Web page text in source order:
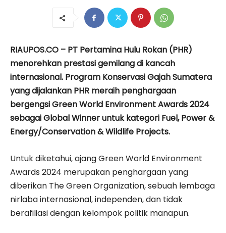
RIAUPOS.CO – PT Pertamina Hulu Rokan (PHR)
menorehkan prestasi gemilang di kancah
internasional. Program Konservasi Gajah Sumatera
yang dijalankan PHR meraih penghargaan
bergengsi Green World Environment Awards 2024
sebagai Global Winner untuk kategori Fuel, Power &
Energy/Conservation & Wildlife Projects.
Untuk diketahui, ajang Green World Environment
Awards 2024 merupakan penghargaan yang
diberikan The Green Organization, sebuah lembaga
nirlaba internasional, independen, dan tidak
berafiliasi dengan kelompok politik manapun.